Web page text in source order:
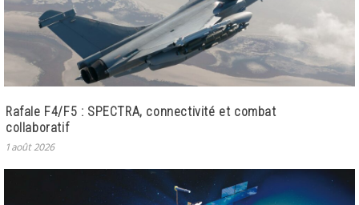
Rafale F4/F5 : SPECTRA, connectivité et combat
collaboratif
1 août 2026